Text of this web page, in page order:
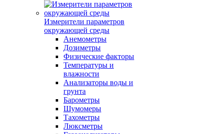
Измерители параметров
окружающей среды
Анемометры
Дозиметры
Физические факторы
Температуры и
влажности
Анализаторы воды и
грунта
Барометры
Шумомеры
Тахометры
Люксметры